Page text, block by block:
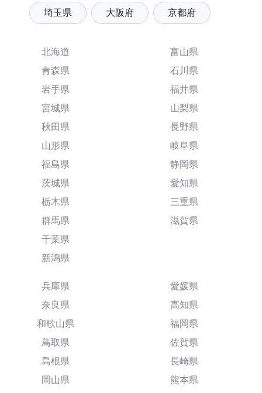
埼玉県 大阪府 京都府
北海道
青森県
岩手県
宮城県
秋田県
山形県
福島県
茨城県
栃木県
群馬県
千葉県
新潟県
富山県
石川県
福井県
山梨県
長野県
岐阜県
静岡県
愛知県
三重県
滋賀県
兵庫県
奈良県
和歌山県
鳥取県
島根県
岡山県
愛媛県
高知県
福岡県
佐賀県
長崎県
熊本県